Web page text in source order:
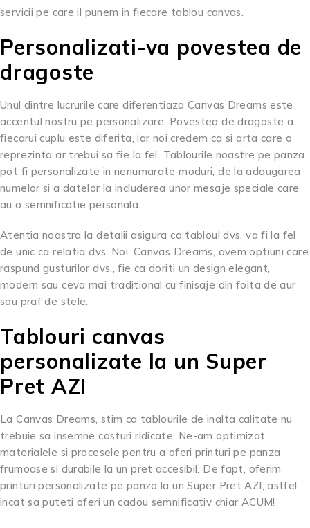
servicii pe care il punem in fiecare tablou canvas.
Personalizati-va povestea de
dragoste
Unul dintre lucrurile care diferentiaza Canvas Dreams este
accentul nostru pe personalizare. Povestea de dragoste a
fiecarui cuplu este diferita, iar noi credem ca si arta care o
reprezinta ar trebui sa fie la fel. Tablourile noastre pe panza
pot fi personalizate in nenumarate moduri, de la adaugarea
numelor si a datelor la includerea unor mesaje speciale care
au o semnificatie personala.
Atentia noastra la detalii asigura ca tabloul dvs. va fi la fel
de unic ca relatia dvs. Noi, Canvas Dreams, avem optiuni care
raspund gusturilor dvs., fie ca doriti un design elegant,
modern sau ceva mai traditional cu finisaje din foita de aur
sau praf de stele.
Tablouri canvas
personalizate la un Super
Pret AZI
La Canvas Dreams, stim ca tablourile de inalta calitate nu
trebuie sa insemne costuri ridicate. Ne-am optimizat
materialele si procesele pentru a oferi printuri pe panza
frumoase si durabile la un pret accesibil. De fapt, oferim
printuri personalizate pe panza la un Super Pret AZI, astfel
incat sa puteti oferi un cadou semnificativ chiar ACUM!